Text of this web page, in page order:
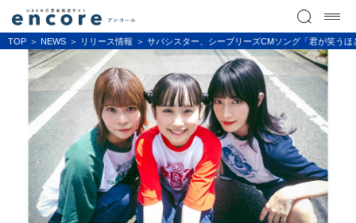
TOP NEWS リリース情報 サバシスター、シーブリーズCMソング「君が笑う